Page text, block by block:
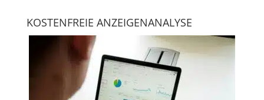
KOSTENFREIE ANZEIGENANALYSE